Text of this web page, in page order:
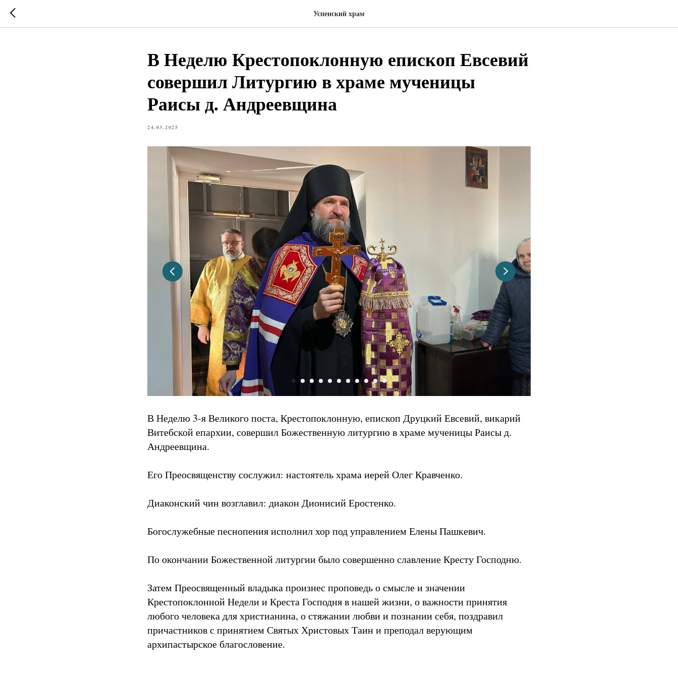
Успенский храм
В Неделю Крестопоклонную епископ Евсевий
совершил Литургию в храме мученицы
Раисы д. Андреевщина
24.03.2025
В Неделю 3-я Великого поста, Крестопоклонную, епископ Друцкий Евсевий, викарий
Витебской епархии, совершил Божественную литургию в храме мученицы Раисы д.
Андреевщина.
Его Преосвященству сослужил: настоятель храма иерей Олег Кравченко.
Диаконский чин возглавил: диакон Дионисий Еростенко.
Богослужебные песнопения исполнил хор под управлением Елены Пашкевич.
По окончании Божественной литургии было совершенно славление Кресту Господню.
Затем Преосвященный владыка произнес проповедь о смысле и значении
Крестопоклонной Недели и Креста Господня в нашей жизни, о важности принятия
любого человека для христианина, о стяжании любви и познании себя, поздравил
причастников с принятием Святых Христовых Таин и преподал верующим
архипастырское благословение.